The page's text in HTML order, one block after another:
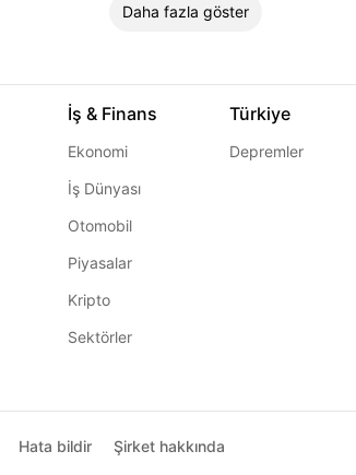
Daha fazla göster
İş & Finans
Ekonomi
İş Dünyası
Otomobil
Piyasalar
Kripto
Sektörler
Türkiye
Depremler
Hata bildir Şirket hakkında